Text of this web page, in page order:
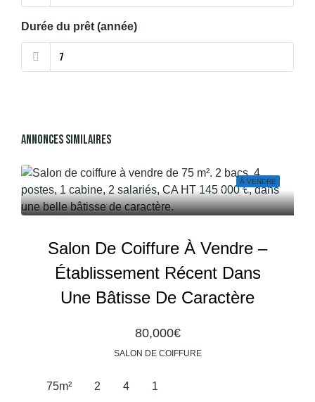
Durée du prêt (année)
Annonces Similaires
À VENDRE
Salon De Coiffure À Vendre –
Établissement Récent Dans
Une Bâtisse De Caractère
80,000€
SALON DE COIFFURE
75m² 2 4 1